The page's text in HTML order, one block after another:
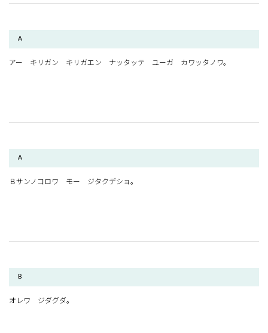
A
アー キリガン キリガエン ナッタッテ ユーガ カワッタノワ。
A
Ｂサンノコロワ モー ジタクデショ。
B
オレワ ジダグダ。